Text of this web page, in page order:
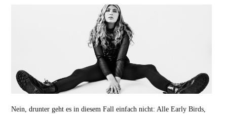
Nein, drunter geht es in diesem Fall einfach nicht: Alle Early Birds,